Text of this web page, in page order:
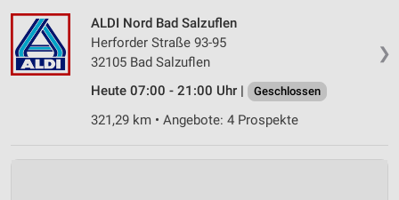
❯
ALDI Nord Bad Salzuflen
Herforder Straße 93-95
32105 Bad Salzuflen
Heute 07:00 - 21:00 Uhr |
Geschlossen
321,29 km • Angebote: 4 Prospekte